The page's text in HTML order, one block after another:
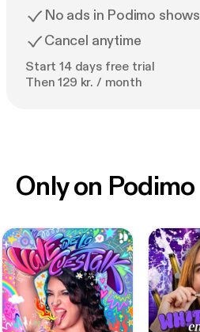
No ads in Podimo shows
Cancel anytime
Start 14 days free trial
Then 129 kr. / month
Only on Podimo